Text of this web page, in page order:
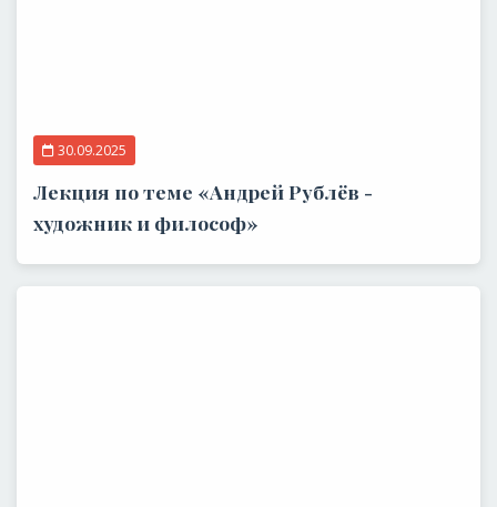
30.09.2025
Лекция по теме «Андрей Рублёв -
художник и философ»